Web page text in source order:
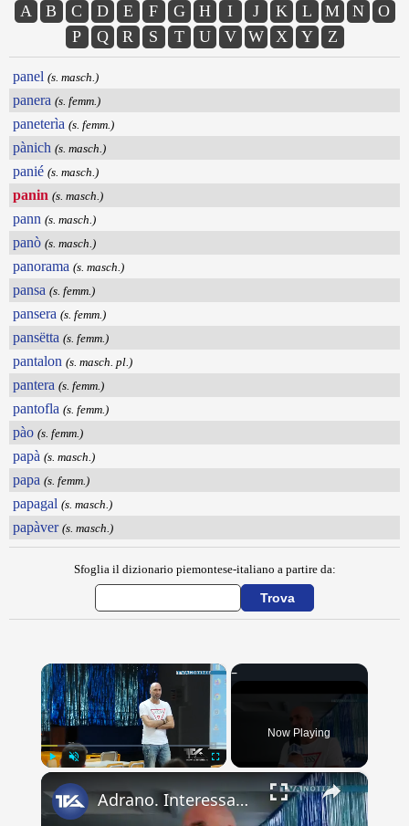
A B C D E F G H I J K L M N
O
P
Q R S T U V W X Y Z
panel (s. masch.)
panera (s. femm.)
paneterìa (s. femm.)
pànich (s. masch.)
panié (s. masch.)
panin (s. masch.)
pann (s. masch.)
panò (s. masch.)
panorama (s. masch.)
pansa (s. femm.)
pansera (s. femm.)
pansëtta (s. femm.)
pantalon (s. masch. pl.)
pantera (s. femm.)
pantofla (s. femm.)
pào (s. femm.)
papà (s. masch.)
papa (s. femm.)
papagal (s. masch.)
papàver (s. masch.)
Sfoglia il dizionario piemontese-italiano a partire da:
×
Now Playing
×
Adrano. Interessante incontro al liceo “Verga” con il prof. Fabio Gamberini. Studenti del Linguistic